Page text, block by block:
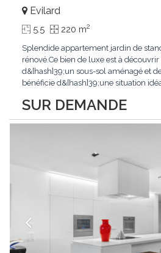
SUR DEMANDE
Evilard
5.5 220 m2
Splendide appartement jardin de
rénové.Ce bien de luxe est à
d&[hash]39;un sous-sol aménagé et
bénéficie d&[hash]39;une situation
luminosité hors du commun tout au
forts:4 grandes chambresUn...